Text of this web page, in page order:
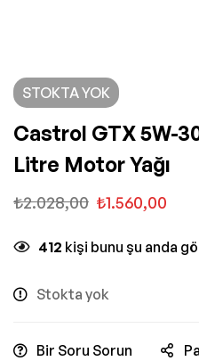
STOKTA YOK
Castrol GTX 5W-
Litre Motor Yağı
₺2.028,00 ₺1.560,00
412 kişi bunu şu anda
Stokta yok
Bir Soru Sorun